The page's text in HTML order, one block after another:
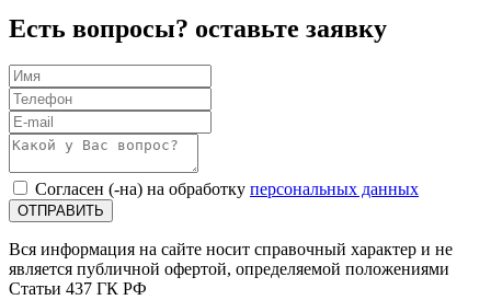
Есть вопросы? оставьте заявку
Согласен (-на) на обработку персональных данных
ОТПРАВИТЬ
Вся информация на сайте носит справочный характер и не
является публичной офертой, определяемой положениями
Статьи 437 ГК РФ